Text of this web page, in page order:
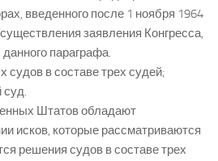
введенного после 1 ноября 1964
заявления Конгресса,
данного параграфа.
в составе трех судей;
суд.
Штатов обладают
исков, которые рассматриваются
решения судов в составе трех